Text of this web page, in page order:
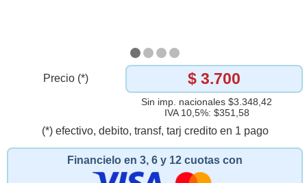
Precio (*) $ 3.700
Sin imp. nacionales $3.348,42
IVA 10,5%: $351,58
(*) efectivo, debito, transf, tarj credito en 1 pago
Financielo en 3, 6 y 12 cuotas con